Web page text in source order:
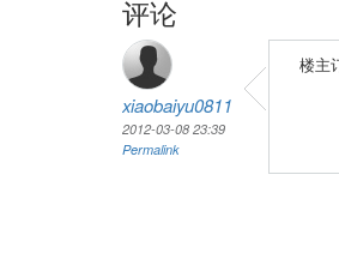
评论
xiaobaiyu0811
2012-03-08 23:39
Permalink
楼主